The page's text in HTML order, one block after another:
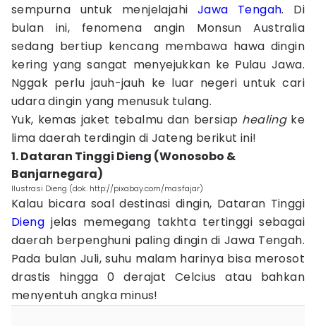
sempurna untuk menjelajahi Jawa Tengah. Di
bulan ini, fenomena angin Monsun Australia
sedang bertiup kencang membawa hawa dingin
kering yang sangat menyejukkan ke Pulau Jawa.
Nggak perlu jauh-jauh ke luar negeri untuk cari
udara dingin yang menusuk tulang.
Yuk, kemas jaket tebalmu dan bersiap healingke
lima daerah terdingin di Jateng berikut ini!
1. Dataran Tinggi Dieng (Wonosobo &
Banjarnegara)
Ilustrasi Dieng (dok. http://pixabay.com/masfajar)
Kalau bicara soal destinasi dingin, Dataran Tinggi
Dieng jelas memegang takhta tertinggi sebagai
daerah berpenghuni paling dingin di Jawa Tengah.
Pada bulan Juli, suhu malam harinya bisa merosot
drastis hingga 0 derajat Celcius atau bahkan
menyentuh angka minus!